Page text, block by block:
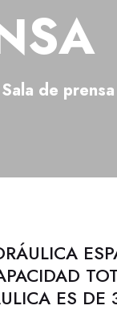
Sala de prensa
ES